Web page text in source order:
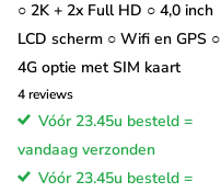
○ 2K + 2x Full HD ○ 4,0 inch
LCD scherm ○ Wifi en GPS ○
4G optie met SIM kaart
4reviews
Vóór 23.45u besteld =
vandaag verzonden
Vóór 23.45u besteld =